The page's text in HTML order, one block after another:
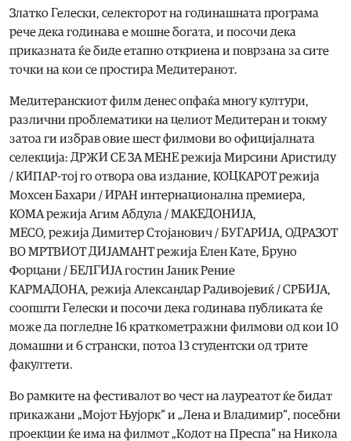
Златко Гелески, селекторот на годинашната програма
рече дека годинава е мошне богата, и посочи дека
приказната ќе биде етапно откриена и поврзана за сите
точки на кои се простира Медитеранот.
Медитеранскиот филм денес опфаќа многу култури,
различни проблематики на целиот Медитеран и токму
затоа ги избрав овие шест филмови во официјалната
селекција: ДРЖИ СЕ ЗА МЕНЕ режија Мирсини Аристиду
/ КИПАР-тој го отвора ова издание, КОЦКАРОТ режија
Мохсен Бахари / ИРАН интернационална премиера,
КОМА режија Агим Абдула / МАКЕДОНИЈА,
МЕСО, режија Димитер Стојанович / БУГАРИЈА, ОДРАЗОТ
ВО МРТВИОТ ДИЈАМАНТ режија Елен Кате, Бруно
Форцани / БЕЛГИЈА гостин Јаник Рение
КАРМАДОНА, режија Александар Радивојевиќ / СРБИЈА,
соопшти Гелески и посочи дека годинава публиката ќе
може да погледне 16 краткометражни филмови од кои 10
домашни и 6 странски, потоа 13 студентски од трите
факултети.
Во рамките на фестивалот во чест на лауреатот ќе бидат
прикажани „Мојот Њујорк“ и „Лена и Владимир“, посебни
проекции ќе има на филмот „Кодот на Преспа“ на Никола